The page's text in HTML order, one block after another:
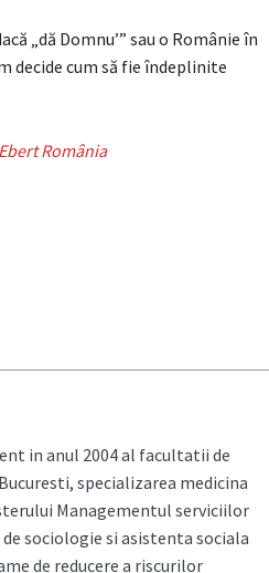
„dă Domnu’” sau o Românie în
decide cum să fie îndeplinite
România
in anul 2004 al facultatii de
specializarea medicina
Managementul serviciilor
sociologie si asistenta sociala
de reducere a riscurilor